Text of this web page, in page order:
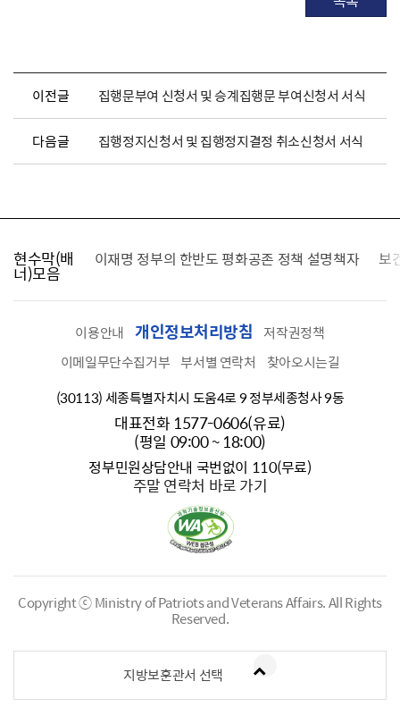
이전글 집행문부여 신청서 및 승계집행문 부여신청서 서식
다음글 집행정지신청서 및 집행정지결정 취소신청서 서식
현수막(배
너)모음
찾습니다 이재명 정부의 한반도 평화공존 정책 설명책자 보
이용안내 개인정보처리방침
저작권정책
이메일무단수집거부 부서별 연락처
찾아오시는길
(30113) 세종특별자치시 도움4로 9 정부세종청사 9동
대표전화 1577-0606(유료)
(평일 09:00 ~ 18:00)
정부민원상담안내 국번없이 110(무료)
주말 연락처 바로 가기
Copyright ⓒ Ministry of Patriots and Veterans Affairs.All Rights
Reserved.
지방보훈관서 선택